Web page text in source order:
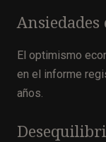
Ansiedades
El optimismo
en el informe
años.